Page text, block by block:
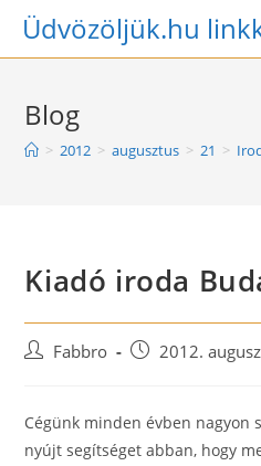
SkipÜdvözöljük.hu
Blog
> 2012 > augusztus > 21 >
Kiadó iroda
PostFabbro
Post2012.
Cégünk minden évben nagyon
nyújt segítséget abban, hogy